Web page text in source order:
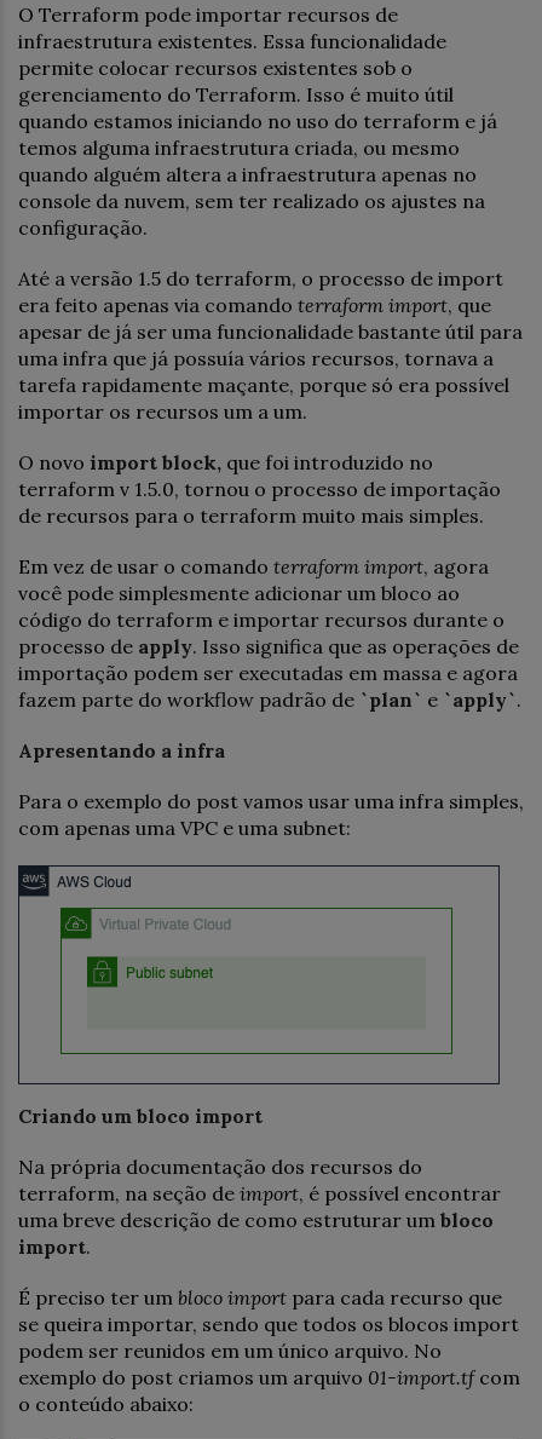
O Terraform pode importar recursos de
infraestrutura existentes. Essa funcionalidade
permite colocar recursos existentes sob o
gerenciamento do Terraform. Isso é muito útil
quando estamos iniciando no uso do terraform e já
temos alguma infraestrutura criada, ou mesmo
quando alguém altera a infraestrutura apenas no
console da nuvem, sem ter realizado os ajustes na
configuração.
Até a versão 1.5 do terraform, o processo de import
era feito apenas via comando terraform import, que
apesar de já ser uma funcionalidade bastante útil para
uma infra que já possuía vários recursos, tornava a
tarefa rapidamente maçante, porque só era possível
importar os recursos um a um.
O novo import block, que foi introduzido no
terraform v 1.5.0, tornou o processo de importação
de recursos para o terraform muito mais simples.
Em vez de usar o comando terraform import, agora
você pode simplesmente adicionar um bloco ao
código do terraform e importar recursos durante o
processo de apply. Isso significa que as operações de
importação podem ser executadas em massa e agora
fazem parte do workflow padrão de `plan` e `apply`.
Apresentando a infra
Para o exemplo do post vamos usar uma infra simples,
com apenas uma VPC e uma subnet:
Criando um bloco import
Na própria documentação dos recursos do
terraform, na seção de import, é possível encontrar
uma breve descrição de como estruturar um bloco
import.
É preciso ter um bloco import para cada recurso que
se queira importar, sendo que todos os blocos import
podem ser reunidos em um único arquivo. No
exemplo do post criamos um arquivo 01-import.tfcom
o conteúdo abaixo: